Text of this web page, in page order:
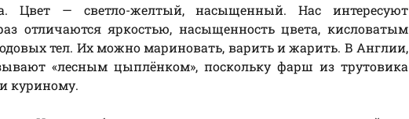
Цвет — светло-желтый, насыщенный. Нас интересуют
отличаются яркостью, насыщенность цвета, кисловатым
тел. Их можно мариновать, варить и жарить. В Англии,
«лесным цыплёнком», поскольку фарш из трутовика
куриному.